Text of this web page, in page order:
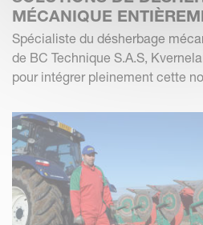
MÉCANIQUE
Spécialiste du désherbage
de BC Technique S.A.S,
pour intégrer pleinement cette